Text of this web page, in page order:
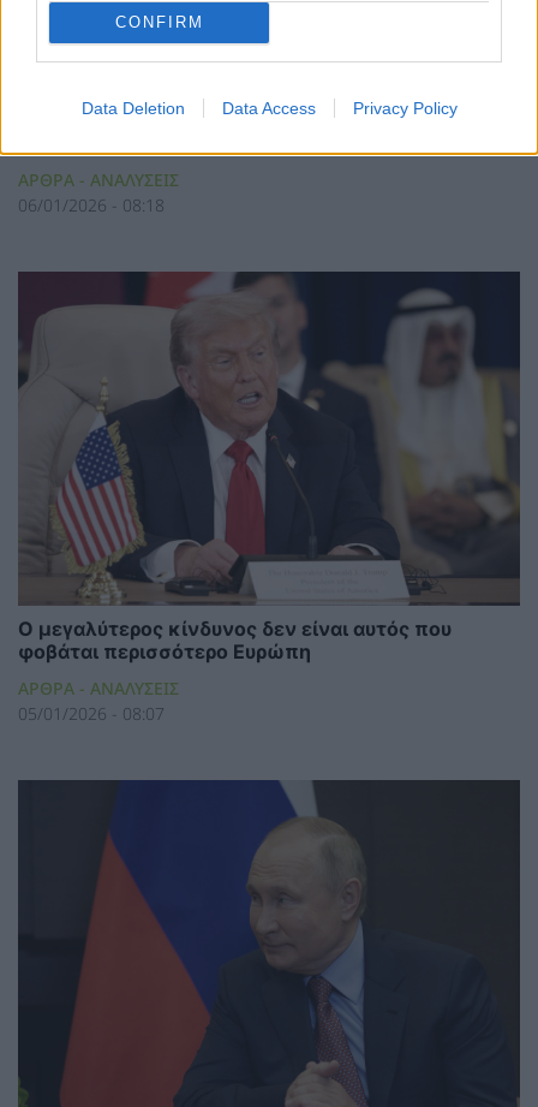
CONFIRM
Data Deletion Data Access Privacy Policy
Γιάννης Τριήρης: Και αν βρεθούμε εμείς στη θέση
ΑΡΘΡΑ - ΑΝΑΛΥΣΕΙΣ
06/01/2026 - 08:18
Ο μεγαλύτερος κίνδυνος δεν είναι αυτός που
φοβάται περισσότερο Ευρώπη
ΑΡΘΡΑ - ΑΝΑΛΥΣΕΙΣ
05/01/2026 - 08:07